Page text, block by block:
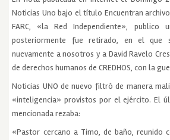
Noticias Uno bajo el título Encuentran
FARC, «la Red Independiente», publico
posteriormente fue retirado, en el que
nuevamente a nosotros y a David Ravelo
de derechos humanos de CREDHOS, con la
Noticias UNO de nuevo filtró de manera
«inteligencia» provistos por el ejército. El
mencionada rezaba:
«Pastor cercano a Timo, de baño, reunido